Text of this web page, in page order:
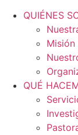
QUIÉNES
QUÉ